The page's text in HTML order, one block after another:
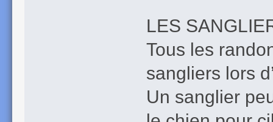
LES
Tous les
sangliers lors
Un sanglier